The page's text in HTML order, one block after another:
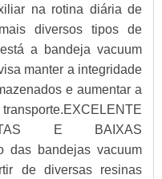
na rotina diária de
diversos tipos de
a bandeja vacuum
manter a integridade
e aumentar a
E BAIXAS
das bandejas vacuum
de diversas resinas